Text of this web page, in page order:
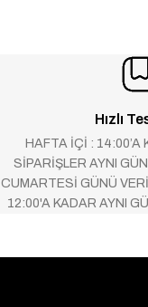
Hızlı
HAFTA İÇİ : 14:00’A
SİPARİŞLER AYNI
CUMARTESİ GÜNÜ
12:00'A KADAR AYNI